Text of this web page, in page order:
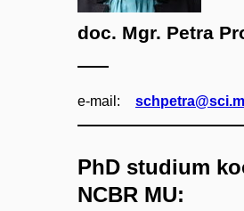
doc. Mgr. Petra
e‑mail:
PhD studium
NCBR MU: